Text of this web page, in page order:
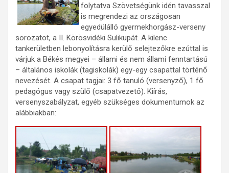
folytatva Szövetségünk idén tavasszal
is megrendezi az országosan
egyedülálló gyermekhorgász-verseny
sorozatot, a II. Körösvidéki Sulikupát. A kilenc
tankerületben lebonyolításra kerülő selejtezőkre ezúttal is
várjuk a Békés megyei – állami és nem állami fenntartású
– általános iskolák (tagiskolák) egy-egy csapattal történő
nevezését. A csapat tagjai: 3 fő tanuló (versenyző), 1 fő
pedagógus vagy szülő (csapatvezető). Kiírás,
versenyszabályzat, egyéb szükséges dokumentumok az
alábbiakban: